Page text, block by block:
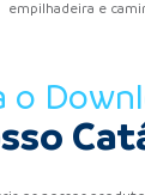
empilhadeira e
o